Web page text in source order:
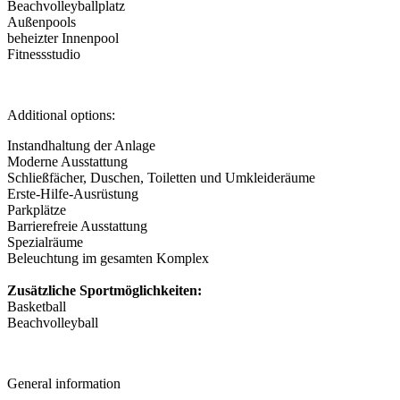
Beachvolleyballplatz
Außenpools
beheizter Innenpool
Fitnessstudio
Additional options:
Instandhaltung der Anlage
Moderne Ausstattung
Schließfächer, Duschen, Toiletten und Umkleideräume
Erste-Hilfe-Ausrüstung
Parkplätze
Barrierefreie Ausstattung
Spezialräume
Beleuchtung im gesamten Komplex
Zusätzliche Sportmöglichkeiten:
Basketball
Beachvolleyball
General information